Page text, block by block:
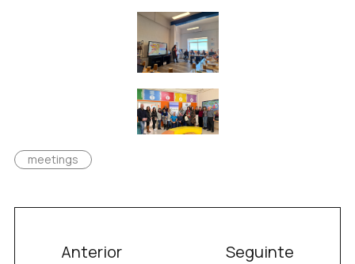
meetings
Anterior Seguinte